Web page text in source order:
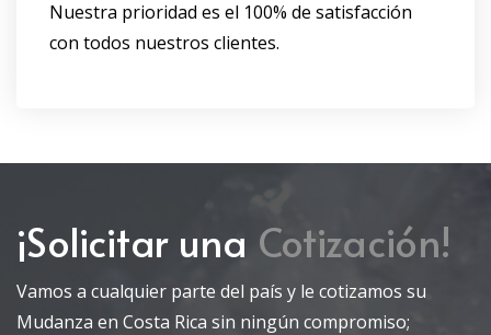
Nuestra prioridad es el 100% de satisfacción
con todos nuestros clientes.
¡Solicitar una Cotización!
Vamos a cualquier parte del país y le cotizamos su
Mudanza en Costa Rica sin ningún compromiso;